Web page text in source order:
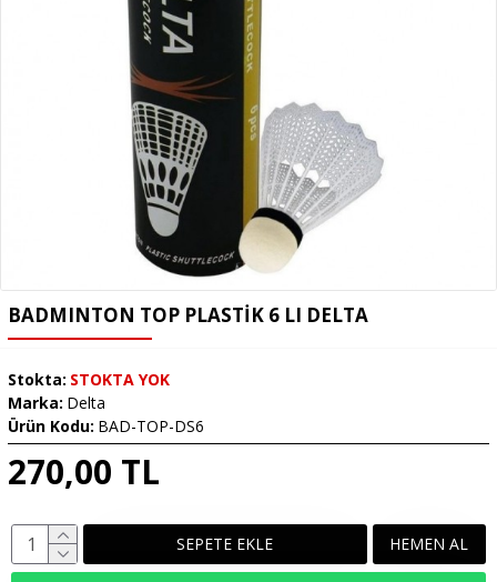
BADMINTON TOP PLASTİK 6 LI DELTA
270,00 TL
Stokta: STOKTA YOK
Marka: Delta
Ürün Kodu: BAD-TOP-DS6
SEPETE EKLE HEMEN AL